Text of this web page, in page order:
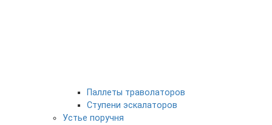
Паллеты траволаторов
Ступени эскалаторов
Устье поручня